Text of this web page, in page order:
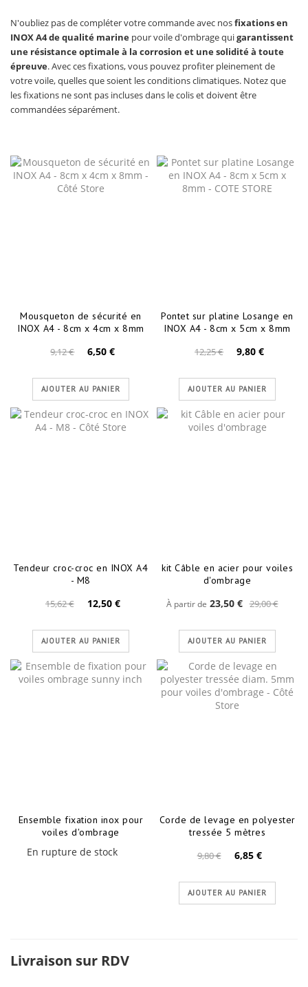
N'oubliez pas de compléter votre commande avec nosfixations en
INOX A4 de qualité marine pour voile d'ombrage quigarantissent
une résistance optimale à la corrosion et une solidité à toute
épreuve. Avec ces fixations, vous pouvez profiter pleinement de
votre voile, quelles que soient les conditions climatiques. Notez que
les fixations ne sont pas incluses dans le colis et doivent être
commandées séparément.
Mousqueton de sécurité en
INOX A4 - 8cm x 4cm x 8mm
9,12 €
6,50 €
AJOUTER AU PANIER
Pontet sur platine Losange en
INOX A4 - 8cm x 5cm x 8mm
12,25 €
9,80 €
AJOUTER AU PANIER
Tendeur croc-croc en INOX A4
- M8
15,62 €
12,50 €
AJOUTER AU PANIER
kit Câble en acier pour voiles
d'ombrage
À partir de 23,50 € 29,00 €
AJOUTER AU PANIER
Ensemble fixation inox pour
voiles d'ombrage
En rupture de stock
Corde de levage en polyester
tressée 5 mètres
9,80 €
6,85 €
AJOUTER AU PANIER
Livraison sur RDV